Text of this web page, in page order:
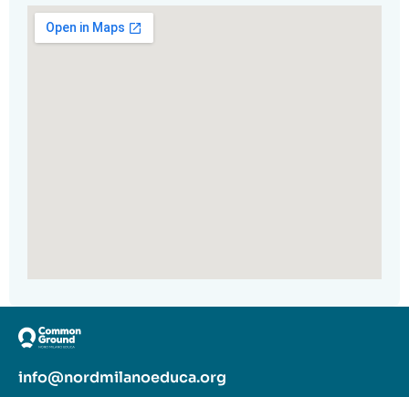
info@nordmilanoeduca.org